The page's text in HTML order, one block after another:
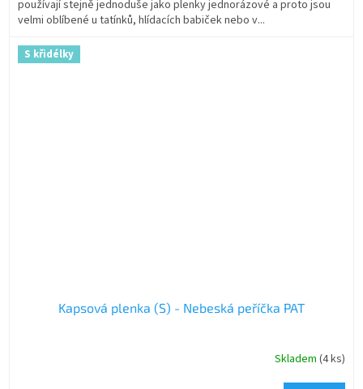
používají stejně jednoduše jako plenky jednorázové a proto jsou
velmi oblíbené u tatínků, hlídacích babiček nebo v...
S křidélky
Kapsová plenka (S) - Nebeská peříčka PAT
Skladem (4 ks)